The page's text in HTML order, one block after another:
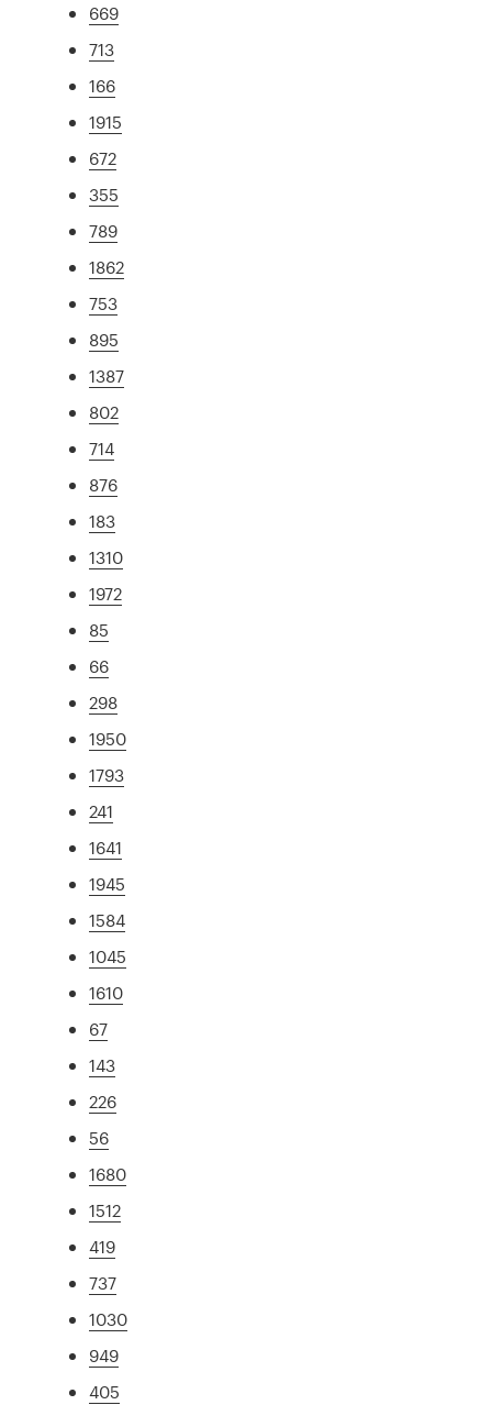
669
713
166
1915
672
355
789
1862
753
895
1387
802
714
876
183
1310
1972
85
66
298
1950
1793
241
1641
1945
1584
1045
1610
67
143
226
56
1680
1512
419
737
1030
949
405